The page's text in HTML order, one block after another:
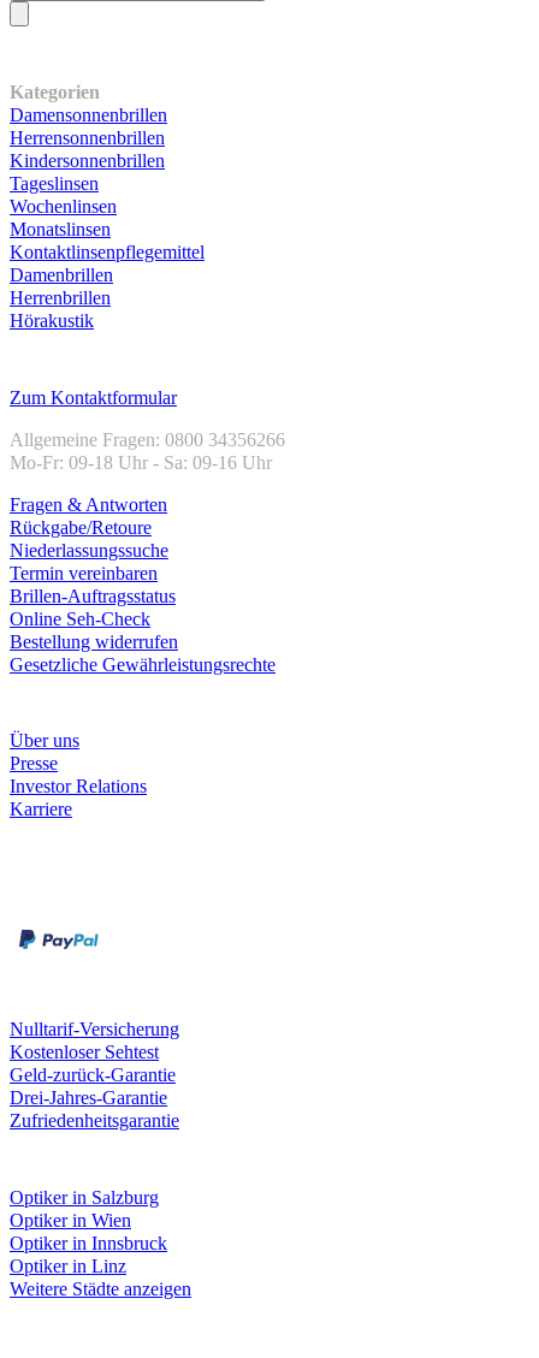
Kategorien
Damensonnenbrillen
Herrensonnenbrillen
Kindersonnenbrillen
Tageslinsen
Wochenlinsen
Monatslinsen
Kontaktlinsenpflegemittel
Damenbrillen
Herrenbrillen
Hörakustik
Zum Kontaktformular
Allgemeine Fragen: 0800 34356266
Mo-Fr: 09-18 Uhr - Sa: 09-16 Uhr
Fragen & Antworten
Rückgabe/Retoure
Niederlassungssuche
Termin vereinbaren
Brillen-Auftragsstatus
Online Seh-Check
Bestellung widerrufen
Gesetzliche Gewährleistungsrechte
Über uns
Presse
Investor Relations
Karriere
Nulltarif-Versicherung
Kostenloser Sehtest
Geld-zurück-Garantie
Drei-Jahres-Garantie
Zufriedenheitsgarantie
Optiker in Salzburg
Optiker in Wien
Optiker in Innsbruck
Optiker in Linz
Weitere Städte anzeigen